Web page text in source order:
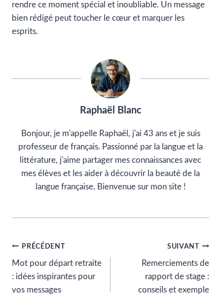
rendre ce moment spécial et inoubliable. Un message
bien rédigé peut toucher le cœur et marquer les
esprits.
Raphaël Blanc
Bonjour, je m'appelle Raphaël, j'ai 43 ans et je suis
professeur de français. Passionné par la langue et la
littérature, j'aime partager mes connaissances avec
mes élèves et les aider à découvrir la beauté de la
langue française. Bienvenue sur mon site !
Navigation
de
l’article
PRÉCÉDENT
Mot pour départ retraite
: idées inspirantes pour
vos messages
SUIVANT
Remerciements de
rapport de stage :
conseils et exemple